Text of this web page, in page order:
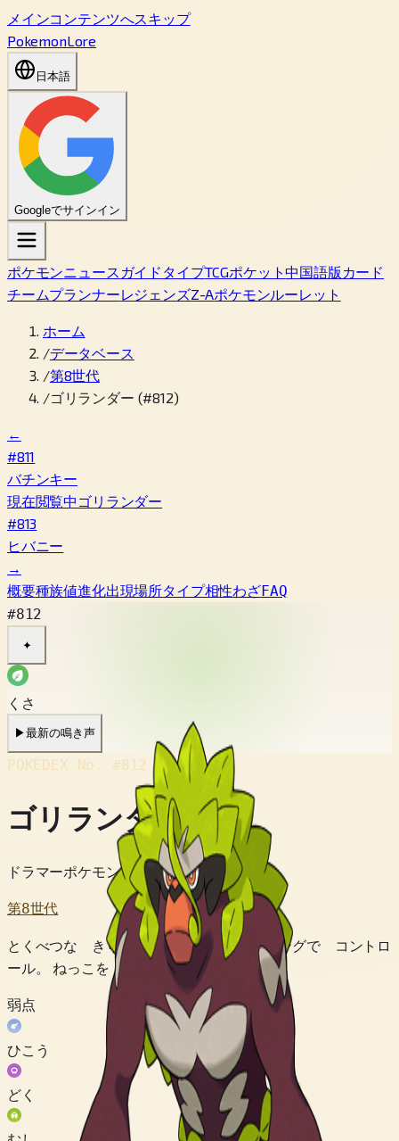
メインコンテンツへスキップ
PokemonLore
日本語
Googleでサインイン
ポケモンニュース ガイド タイプTCGポケット中国語版カード
チームプランナーレジェンズZ-Aポケモンルーレット
ホーム
/データベース
/第8世代
/ゴリランダー (#812)
←
#811
バチンキー
現在閲覧中 ゴリランダー
#813
ヒバニー
→
概要種族値進化出現場所タイプ相性わざFAQ
#812
✦
くさ
▶最新の鳴き声
POKÉDEX No. #812
ゴリランダー
ドラマーポケモン
第8世代
とくべつな きりかぶの パワーを ドラミングで コントロ
ール。 ねっこを あやつって たたかう。
弱点
ひこう
どく